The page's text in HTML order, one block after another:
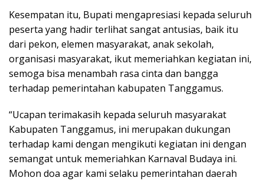
Kesempatan itu, Bupati mengapresiasi kepada seluruh
peserta yang hadir terlihat sangat antusias, baik itu
dari pekon, elemen masyarakat, anak sekolah,
organisasi masyarakat, ikut memeriahkan kegiatan ini,
semoga bisa menambah rasa cinta dan bangga
terhadap pemerintahan kabupaten Tanggamus.
“Ucapan terimakasih kepada seluruh masyarakat
Kabupaten Tanggamus, ini merupakan dukungan
terhadap kami dengan mengikuti kegiatan ini dengan
semangat untuk memeriahkan Karnaval Budaya ini.
Mohon doa agar kami selaku pemerintahan daerah